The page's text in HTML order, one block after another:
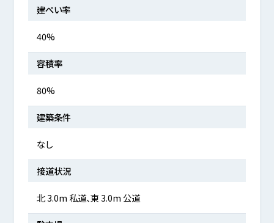
建ぺい率
40%
容積率
80%
建築条件
なし
接道状況
北 3.0m 私道、東 3.0m 公道